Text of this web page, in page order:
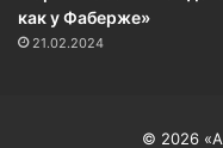
как у Фаберже»
21.02.2024
© 2026